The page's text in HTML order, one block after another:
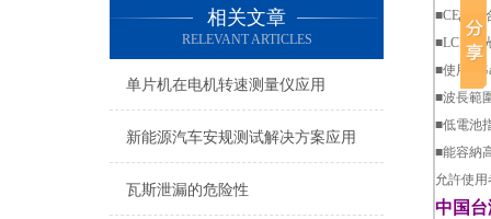
相关文章
RELEVANT ARTICLES
单片机在电机转速测量仪应用
新能源汽车安规测试解决方案应用
瓦斯泄漏的危险性
■CE認證
■LCD背
■使用
■波長範
■低電池
■能容納
允許使
中国